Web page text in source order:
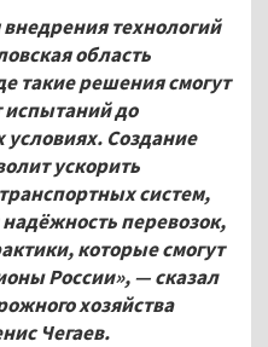
технологий
область
такие решения смогут
до
Создание
ускорить
систем,
перевозок,
которые смогут
России», — сказал
хозяйства
Чегаев.